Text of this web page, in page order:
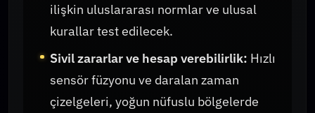
ilişkin uluslararası normlar ve ulusal
kurallar test edilecek.
Sivil zararlar ve hesap verebilirlik: Hızlı
sensör füzyonu ve daralan zaman
çizelgeleri, yoğun nüfuslu bölgelerde